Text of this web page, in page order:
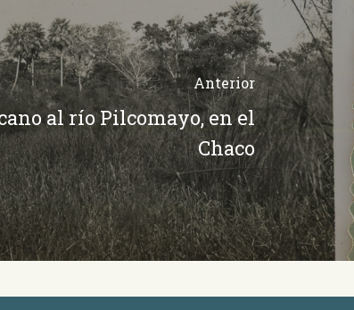
Anterior
al río Pilcomayo, en el
Chaco